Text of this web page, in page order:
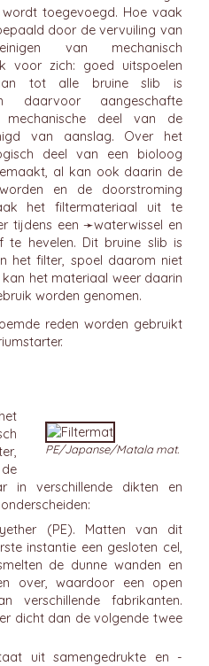
toegevoegd. Hoe vaak
door de vervuiling van
van mechanisch
voor zich: goed uitspoelen
tot alle bruine slib is
daarvoor aangeschafte
deel van de
van aanslag. Over het
deel van een bioloog
al kan ook daarin de
en de doorstroming
het filtermateriaal uit te
tijdens een ➛waterwissel en
te hevelen. Dit bruine slib is
het filter, spoel daarom niet
het materiaal weer daarin
worden genomen.
reden worden gebruikt
.
PE/Japanse/Matala mat.
in verschillende dikten en
(PE). Matten van dit
instantie een gesloten cel,
de dunne wanden en
over, waardoor een open
verschillende fabrikanten.
dicht dan de volgende twee
uit samengedrukte en -